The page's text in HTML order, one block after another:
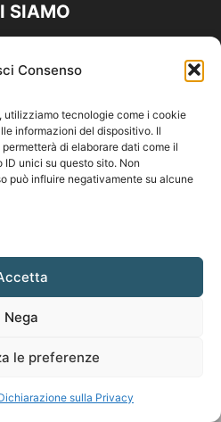
Consenso
utilizziamo tecnologie come i cookie
informazioni del dispositivo. Il
di elaborare dati come il
unici su questo sito. Non
può influire negativamente su alcune
Nega
le preferenze
sulla Privacy
SIAMO